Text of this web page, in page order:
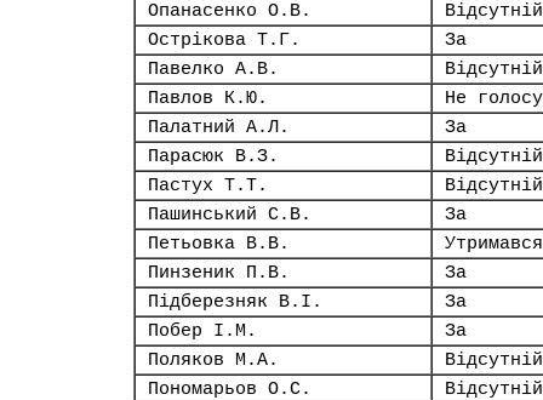
Опанасенко О.В.
Відсутній
Острікова Т.Г.
За
Павелко А.В.
Відсутній
Павлов К.Ю.
Не
Палатний А.Л.
За
Парасюк В.З.
Відсутній
Пастух Т.Т.
Відсутній
Пашинський С.В.
За
Петьовка В.В.
Утримався
Пинзеник П.В.
За
Підберезняк В.І.
За
Побер І.М.
За
Поляков М.А.
Відсутній
Пономарьов О.С.
Відсутній